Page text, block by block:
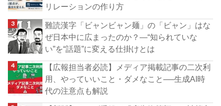
リレーションの作り方
難読漢字「ビャンビャン麺」の「ビャン」はな
ぜ日本中に広まったのか？―“知られていな
い”を“話題”に変える仕掛けとは
【広報担当者必読】メディア掲載記事の二次利
用、やっていいこと・ダメなこと──生成AI時
代の注意点も解説